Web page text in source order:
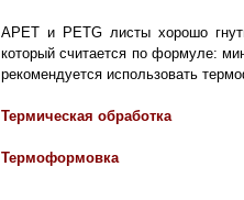
APET и PETG листы хорошо
который считается по формуле:
рекомендуется использовать
Термическая обработка
Термоформовка